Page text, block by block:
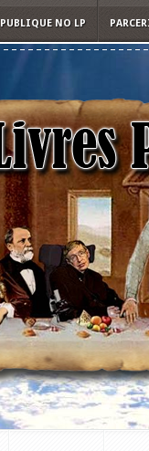
PUBLIQUE NO LP